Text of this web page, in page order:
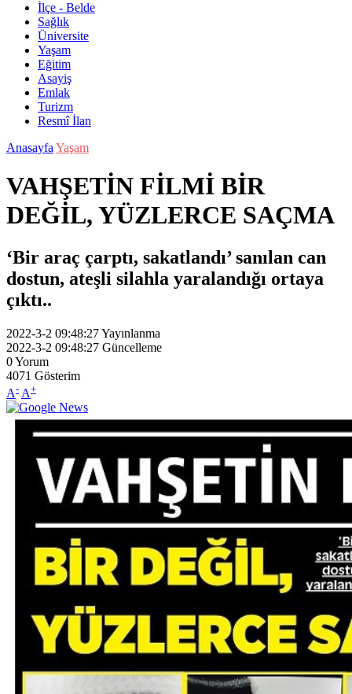
İlçe - Belde
Sağlık
Üniversite
Yaşam
Eğitim
Asayiş
Emlak
Turizm
Resmî İlan
Anasayfa Yaşam
VAHŞETİN FİLMİ BİR
DEĞİL, YÜZLERCE SAÇMA
‘Bir araç çarptı, sakatlandı’ sanılan can
dostun, ateşli silahla yaralandığı ortaya
çıktı..
2022-3-2 09:48:27Yayınlanma
2022-3-2 09:48:27 Güncelleme
0Yorum
4071 Gösterim
A- A+